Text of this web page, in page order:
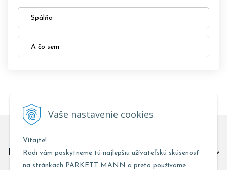
Vaše nastavenie cookies
Vitajte!
Radi vám poskytneme tú najlepšiu užívateľskú skúsenosť
na stránkach PARKETT MANN a preto používame
Spálňa
A čo sem
Kontakt predajňa Trnava